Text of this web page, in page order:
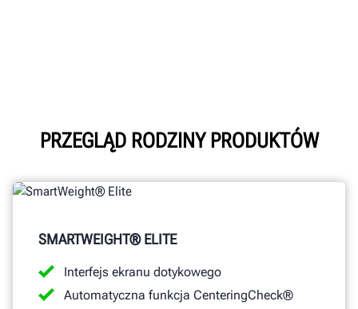
PRZEGLĄD RODZINY PRODUKTÓW
SMARTWEIGHT® ELITE
Interfejs ekranu dotykowego
Automatyczna funkcja CenteringCheck®